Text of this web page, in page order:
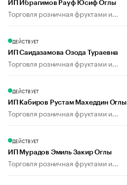
ИП Ибрагимов Рауф Юсиф Оглы
Торговля розничная фруктами и...
ДЕЙСТВУЕТ
ИП Саидазамова Озода Тураевна
Торговля розничная фруктами и...
ДЕЙСТВУЕТ
ИП Кабиров Рустам Махеддин Оглы
Торговля розничная фруктами и...
ДЕЙСТВУЕТ
ИП Мурадов Эмиль Закир Оглы
Торговля розничная фруктами и...